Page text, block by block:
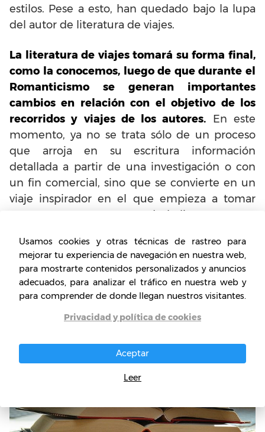
estilos. Pese a esto, han quedado bajo la lupa
del autor de literatura de viajes.
La literatura de viajes tomará su forma final,
como la conocemos, luego de que durante el
Romanticismo se generan importantes
cambios en relación con el objetivo de los
recorridos y viajes de los autores. En este
momento, ya no se trata sólo de un proceso
que arroja en su escritura información
detallada a partir de una investigación o con
un fin comercial, sino que se convierte en un
viaje inspirador en el que empieza a tomar
otros aspectos y recursos de la literatura para
la noción de la actualidad.
Usamos cookies y otras técnicas de rastreo para
mejorar tu experiencia de navegación en nuestra web,
para mostrarte contenidos personalizados y anuncios
adecuados, para analizar el tráfico en nuestra web y
para comprender de donde llegan nuestros visitantes.
Privacidad y política de cookies
Aceptar
Leer